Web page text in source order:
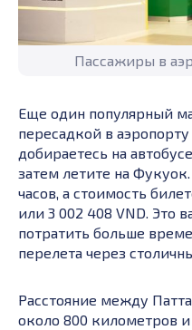
Пассажиры в
Еще один популярный
пересадкой в
добираетесь на
затем летите на
часов, а стоимость
или 3 002 408 VND. Это
потратить больше
перелета через
Расстояние между
около 800 километров